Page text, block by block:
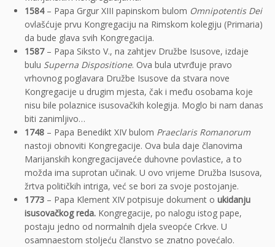
1584– Papa Grgur XIII papinskom bulom Omnipotentis Dei
ovlašćuje prvu Kongregaciju na Rimskom kolegiju (Primaria)
da bude glava svih Kongregacija.
1587– Papa Siksto V., na zahtjev Družbe Isusove, izdaje
bulu Superna Dispositione. Ova bula utvrđuje pravo
vrhovnog poglavara Družbe Isusove da stvara nove
Kongregacije u drugim mjesta, čak i među osobama koje
nisu bile polaznice isusovačkih kolegija. Moglo bi nam danas
biti zanimljivo…
1748 – Papa Benedikt XIV bulom Praeclaris Romanorum
nastoji obnoviti Kongregacije. Ova bula daje članovima
Marijanskih kongregacijaveće duhovne povlastice, a to
možda ima suprotan učinak. U ovo vrijeme Družba Isusova,
žrtva političkih intriga, već se bori za svoje postojanje.
1773 – Papa Klement XIV potpisuje dokument o ukidanju
isusovačkog reda. Kongregacije, po nalogu istog pape,
postaju jedno od normalnih djela sveopće Crkve. U
osamnaestom stoljeću članstvo se znatno povećalo.